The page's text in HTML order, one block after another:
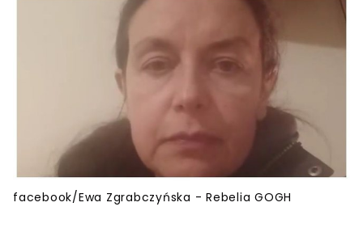
facebook/Ewa Zgrabczyńska - Rebelia GOGH